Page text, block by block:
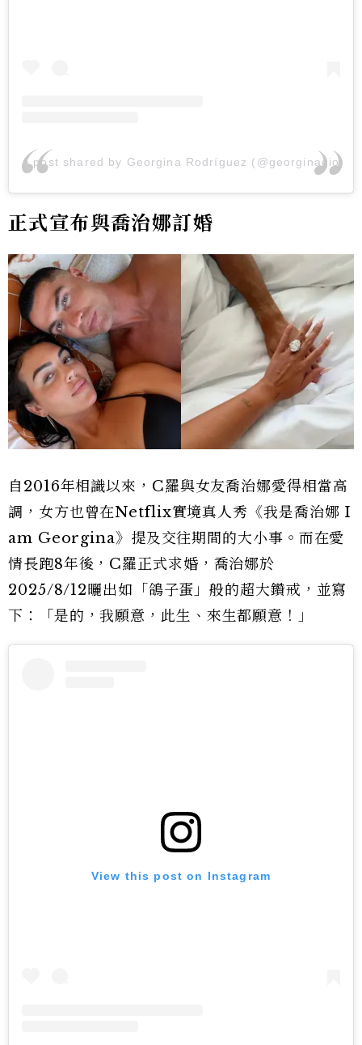
A post shared by Georgina Rodríguez (@georginagio)
正式宣布與喬治娜訂婚
自2016年相識以來，C羅與女友喬治娜愛得相當高
調，女方也曾在Netflix實境真人秀《我是喬治娜 I
am Georgina》提及交往期間的大小事。而在愛
情長跑8年後，C羅正式求婚，喬治娜於
2025/8/12曬出如「鴿子蛋」般的超大鑽戒，並寫
下：「是的，我願意，此生、來生都願意！」
View this post on Instagram